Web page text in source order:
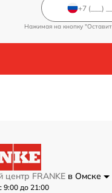
Нажимая на кнопку
центр FRANKE в Омске
9:00 до 21:00